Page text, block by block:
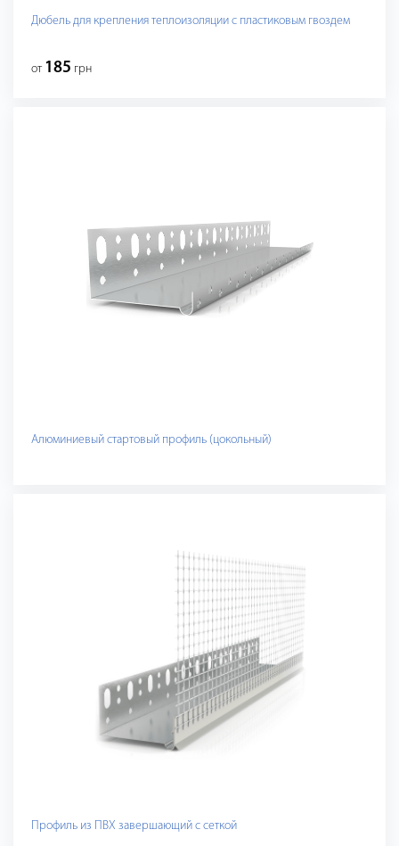
Дюбель для крепления теплоизоляции с пластиковым гвоздем
от 185 грн
Алюминиевый стартовый профиль (цокольный)
Профиль из ПВХ завершающий с сеткой